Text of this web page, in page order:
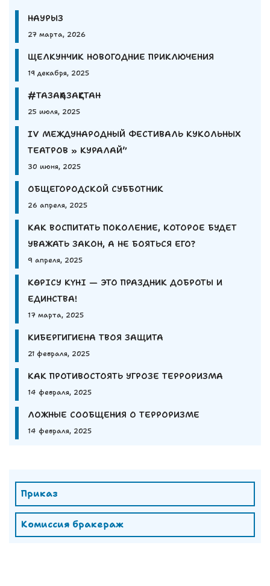
НАУРЫЗ
27 марта, 2026
ЩЕЛКУНЧИК НОВОГОДНИЕ ПРИКЛЮЧЕНИЯ
19 декабря, 2025
#ТАЗАҚАЗАҚСТАН
25 июля, 2025
IV МЕЖДУНАРОДНЫЙ ФЕСТИВАЛЬ КУКОЛЬНЫХ
ТЕАТРОВ » КУРАЛАЙ”
30 июня, 2025
ОБЩЕГОРОДСКОЙ СУББОТНИК
26 апреля, 2025
КАК ВОСПИТАТЬ ПОКОЛЕНИЕ, КОТОРОЕ БУДЕТ
УВАЖАТЬ ЗАКОН, А НЕ БОЯТЬСЯ ЕГО?
9 апреля, 2025
КӨРІСУ КҮНІ — ЭТО ПРАЗДНИК ДОБРОТЫ И
ЕДИНСТВА!
17 марта, 2025
КИБЕРГИГИЕНА ТВОЯ ЗАЩИТА
21 февраля, 2025
КАК ПРОТИВОСТОЯТЬ УГРОЗЕ ТЕРРОРИЗМА
14 февраля, 2025
ЛОЖНЫЕ СООБЩЕНИЯ О ТЕРРОРИЗМЕ
14 февраля, 2025
Приказ
Комиссия бракераж